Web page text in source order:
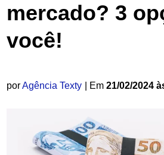
mercado? 3
você!
porAgência Texty | Em 21/02/2024